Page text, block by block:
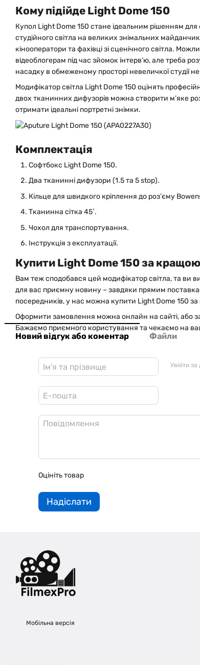
Кому підійде Light Dome 150
Купол Light Dome 150 стане ідеальним рішенням для
студійного світла на великих знімальних
кінооператори та фахівці зі сценічного світла.
відеоблогерам під час зйомок інтерв’ю, але треба
насадку в обмеженому просторі невеличкої студії
Модифікатор світла Light Dome 150 оцінять
двох тканинних дифузорів можна створити м’яке
отримати ідеальні портретні знімки.
Комплектація
Софтбокс Light Dome 150.
Два тканинні дифузори (1.5 та 5 stop).
Кільце для швидкого кріплення до роз’єму
Тканинна сітка 45˚.
Чохол для транспортування.
Інструкція з експлуатації.
Купити Light Dome 150 за
Вам теж сподобався цей модифікатор світла, та ви
для вас приємну новину – завдяки прямим
посередників, у нас можна купити Light Dome 150
Оформити замовлення можна онлайн на сайті, або
Бажаємо приємного користування та чекаємо на
Новий відгук або коментар Файли
Увійти
Оцініть товар
Надіслати
Мобільна версія